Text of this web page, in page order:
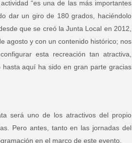
“es una de las más importantes
dar un giro de 180 grados, haciéndolo
que se creó la Junta Local en 2012,
agosto y con un contenido histórico; nos
esta recreación tan atractiva,
aquí ha sido en gran parte gracias
será uno de los atractivos del propio
Pero antes, tanto en las jornadas del
en el marco de este evento.